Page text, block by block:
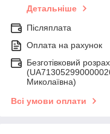
Детальніше
Післяплата
Оплата на рахунок
Безготівковий
Миколаївна)
Всі умови оплати